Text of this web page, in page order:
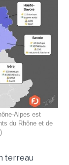
Alpes est
du Rhône et de
terreau